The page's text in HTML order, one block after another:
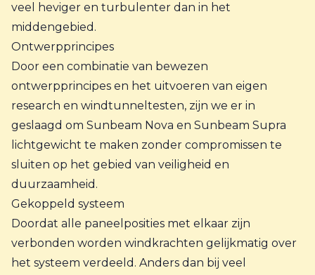
veel heviger en turbulenter dan in het
middengebied.
Ontwerpprincipes
Door een combinatie van bewezen
ontwerpprincipes en het uitvoeren van eigen
research en windtunneltesten, zijn we er in
geslaagd om Sunbeam Nova en Sunbeam Supra
lichtgewicht te maken zonder compromissen te
sluiten op het gebied van veiligheid en
duurzaamheid.
Gekoppeld systeem
Doordat alle paneelposities met elkaar zijn
verbonden worden windkrachten gelijkmatig over
het systeem verdeeld. Anders dan bij veel